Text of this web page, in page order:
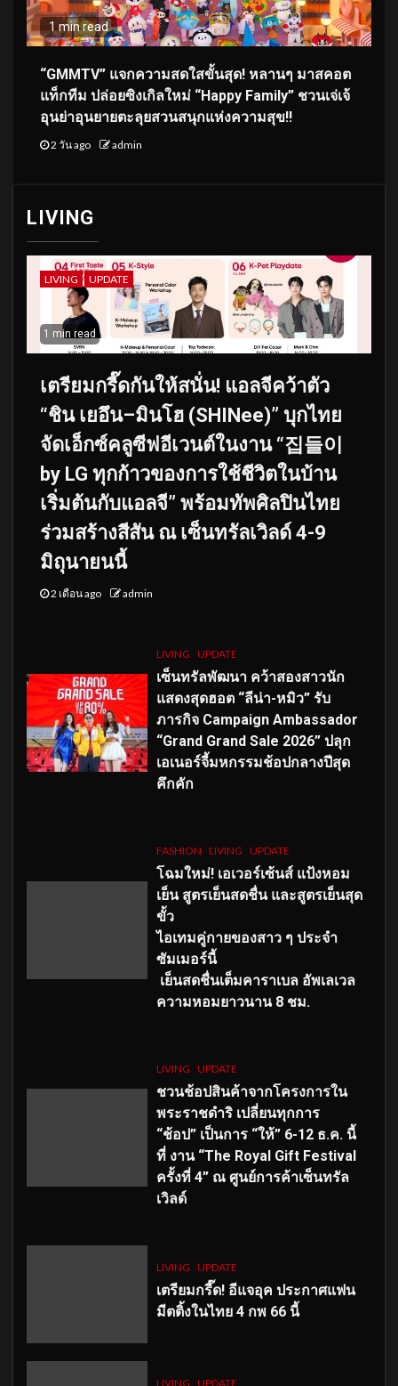
1 min read
“GMMTV” แจกความสดใสขั้นสุด! หลานๆ มาสคอต
แท็กทีม ปล่อยซิงเกิลใหม่ “Happy Family” ชวนเจ่เจ้
อุนย่าอุนยายตะลุยสวนสนุกแห่งความสุข!!
2 วัน ago admin
LIVING
LIVING UPDATE
1 min read
เตรียมกรี๊ดกันให้สนั่น! แอลจีคว้าตัว
“ชิน เยอึน–มินโฮ (SHINee)” บุกไทย
จัดเอ็กซ์คลูซีฟอีเวนต์ในงาน “집들이
by LG ทุกก้าวของการใช้ชีวิตในบ้าน
เริ่มต้นกับแอลจี” พร้อมทัพศิลปินไทย
ร่วมสร้างสีสัน ณ เซ็นทรัลเวิลด์ 4-9
มิถุนายนนี้
2 เดือน ago admin
LIVING UPDATE
เซ็นทรัลพัฒนา คว้าสองสาวนัก
แสดงสุดฮอต “ลีน่า-หมิว” รับ
ภารกิจ Campaign Ambassador
“Grand Grand Sale 2026” ปลุก
เอเนอร์จี้มหกรรมช้อปกลางปีสุด
คึกคัก
FASHION LIVING UPDATE
โฉมใหม่! เอเวอร์เซ้นส์ แป้งหอม
เย็น สูตรเย็นสดชื่น และสูตรเย็นสุด
ขั้ว
ไอเทมคู่กายของสาว ๆ ประจำ
ซัมเมอร์นี้
เย็นสดชื่นเต็มคาราเบล อัพเลเวล
ความหอมยาวนาน 8 ชม.
LIVING UPDATE
ชวนช้อปสินค้าจากโครงการใน
พระราชดำริ เปลี่ยนทุกการ
“ช้อป” เป็นการ “ให้” 6-12 ธ.ค. นี้
ที่ งาน “The Royal Gift Festival
ครั้งที่ 4” ณ ศูนย์การค้าเซ็นทรัล
เวิลด์
LIVING UPDATE
เตรียมกรี๊ด! อีแจอุค ประกาศแฟน
มีตติ้งในไทย 4 กพ 66 นี้
LIVING UPDATE